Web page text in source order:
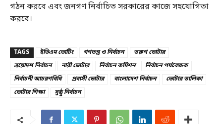
গঠন করবে এবং জনগণ নির্বাচিত সরকারের কাজে সহযোগিতা
করবে।
TAGS ইভিএম ভোটিং গণতন্ত্র ও নির্বাচন
তরুণ ভোটার
ত্রয়োদশ নির্বাচন
নারী ভোটার নির্বাচন কমিশন
নির্বাচন পর্যবেক্ষক
নির্বাচনী আচরণবিধি
প্রবাসী ভোটার বাংলাদেশ নির্বাচন
ভোটার তালিকা
ভোটার শিক্ষা
সুষ্ঠু নির্বাচন